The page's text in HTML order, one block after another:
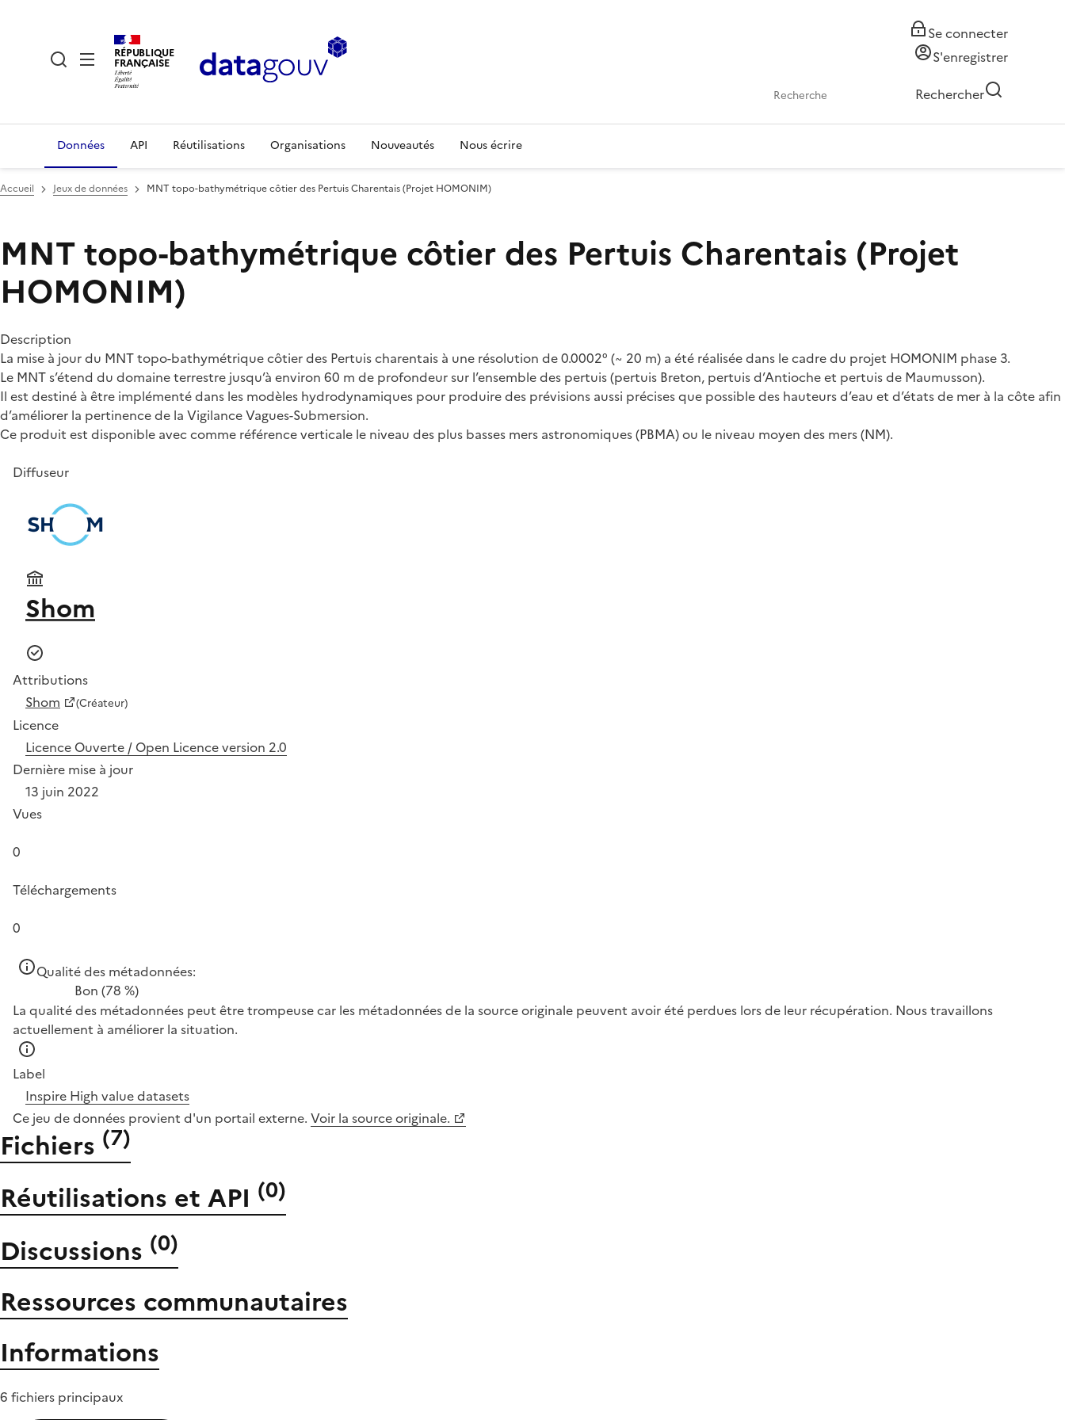
RÉPUBLIQUE
FRANÇAISE
Se connecter
S'enregistrer
Rechercher
Données API Réutilisations Organisations Nouveautés Nous écrire
Accueil Jeux de données MNT topo-bathymétrique côtier des Pertuis Charentais (Projet HOMONIM)
MNT topo-bathymétrique côtier des Pertuis Charentais (Projet
HOMONIM)
Description
La mise à jour du MNT topo-bathymétrique côtier des Pertuis charentais à une résolution de 0.0002° (~ 20 m) a été réalisée dans le cadre du projet HOMONIM phase 3.
Le MNT s’étend du domaine terrestre jusqu’à environ 60 m de profondeur sur l’ensemble des pertuis (pertuis Breton, pertuis d’Antioche et pertuis de Maumusson).
Il est destiné à être implémenté dans les modèles hydrodynamiques pour produire des prévisions aussi précises que possible des hauteurs d’eau et d’états de mer à la côte afin
d’améliorer la pertinence de la Vigilance Vagues-Submersion.
Ce produit est disponible avec comme référence verticale le niveau des plus basses mers astronomiques (PBMA) ou le niveau moyen des mers (NM).
Diffuseur
Shom
Attributions
Shom
(Créateur)
Licence
Licence Ouverte / Open Licence version 2.0
Dernière mise à jour
13 juin 2022
Vues
0
Téléchargements
0
Qualité des métadonnées:
Bon (78 %)
La qualité des métadonnées peut être trompeuse car les métadonnées de la source originale peuvent avoir été perdues lors de leur récupération. Nous travaillons
actuellement à améliorer la situation.
Label
Inspire High value datasets
Ce jeu de données provient d'un portail externe. Voir la source originale.
Fichiers (7)
Réutilisations et API (0)
Discussions (0)
Ressources communautaires
Informations
6 fichiers principaux